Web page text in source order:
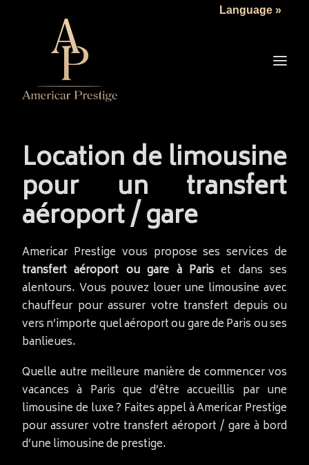
LA SOCIÉTÉ
LES VÉHICULES
TARIFS
NOUS CONTACTER
Location de limousine
pour un transfert
aéroport / gare
Americar Prestige vous propose ses services de
transfert aéroport ou gare à Pariset dans ses
alentours. Vous pouvez louer une limousine avec
chauffeur pour assurer votre transfert depuis ou
vers n’importe quel aéroport ou gare de Paris ou ses
banlieues.
Quelle autre meilleure manière de commencer vos
vacances à Paris que d’être accueillis par une
limousine de luxe ? Faites appel à Americar Prestige
pour assurer votre transfert aéroport / gare à bord
d’une limousine de prestige.
Language »